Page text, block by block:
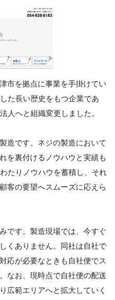
市を拠点に事業を手掛けてい
た長い歴史をもつ企業であ
人へと組織変更しました。
造です。ネジの製造において
を裏付けるノウハウと実績も
たりノウハウを蓄積し、それ
客の要望へスムーズに応えら
です。製造現場では、今すぐ
くありません。同社は自社で
応が必要なときも自社便でス
なお、現時点で自社便の配送
広範エリアへと拡大していく